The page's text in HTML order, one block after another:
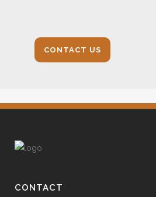
CONTACT US
CONTACT